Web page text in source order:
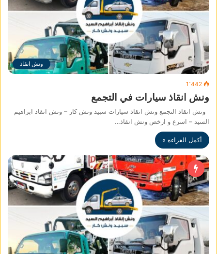
ونش انقاذ
1٬442
ونش انقاذ سيارات في التجمع
ونش انقاذ التجمع ونش انقاذ سيارات سبيد ونش كار – ونش انقاذ ابراهيم
السيد – اسرع و ارخص ونش انقاذ…
أكمل القراءة »